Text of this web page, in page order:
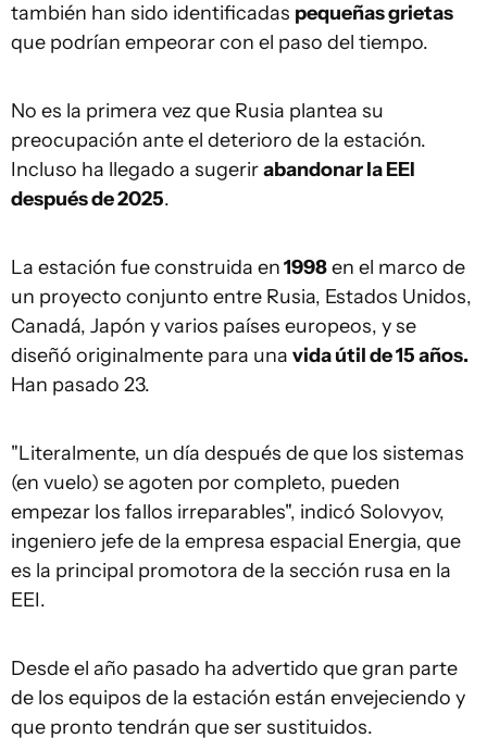
también han sido identificadas pequeñas grietas
que podrían empeorar con el paso del tiempo.
No es la primera vez que Rusia plantea su
preocupación ante el deterioro de la estación.
Incluso ha llegado a sugerirabandonar la EEI
después de 2025.
La estación fue construida en1998en el marco de
un proyecto conjunto entre Rusia, Estados Unidos,
Canadá, Japón y varios países europeos, y se
diseñó originalmente para una vida útil de 15 años.
Han pasado 23.
"Literalmente, un día después de que los sistemas
(en vuelo) se agoten por completo, pueden
empezar los fallos irreparables", indicó Solovyov,
ingeniero jefe de la empresa espacial Energia, que
es la principal promotora de la sección rusa en la
EEI.
Desde el año pasado ha advertido que gran parte
de los equipos de la estación están envejeciendo y
que pronto tendrán que ser sustituidos.